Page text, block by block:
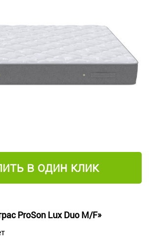
в один клик
ProSon Lux Duo M/F»